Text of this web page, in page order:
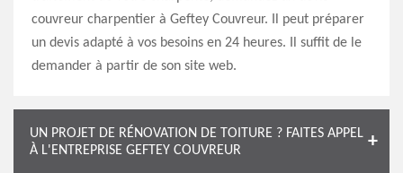
couvreur charpentier à Geftey Couvreur. Il peut préparer
un devis adapté à vos besoins en 24 heures. Il suffit de le
demander à partir de son site web.
UN PROJET DE RÉNOVATION DE TOITURE ? FAITES APPEL
À L'ENTREPRISE GEFTEY COUVREUR